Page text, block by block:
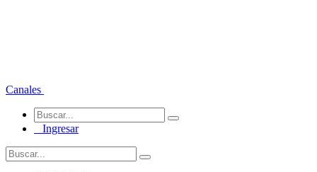
Canales
Ingresar